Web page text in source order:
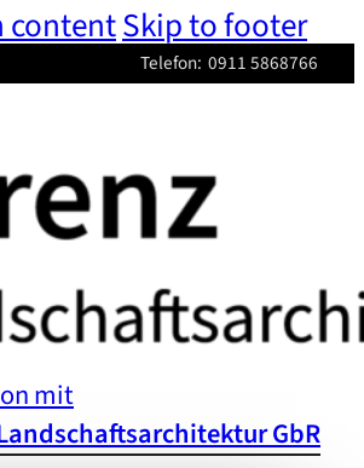
contentSkip to footer
Telefon: 0911 5868766
mit
GbR